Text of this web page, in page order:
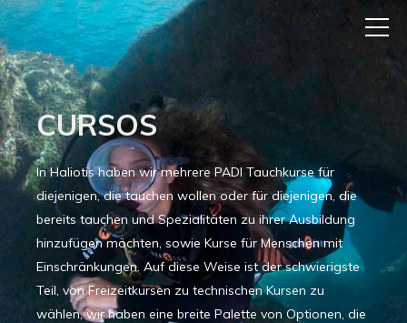
CURSOS
In Haliotis haben wir mehrere PADI Tauchkurse für
diejenigen, die tauchen wollen oder für diejenigen, die
bereits tauchen und Spezialitäten zu ihrer Ausbildung
hinzufügen möchten, sowie Kurse für Menschen mit
Einschränkungen. Auf diese Weise ist der schwierigste
Teil, von Freizeitkursen zu technischen Kursen zu
wählen, wir haben eine breite Palette von Optionen, die